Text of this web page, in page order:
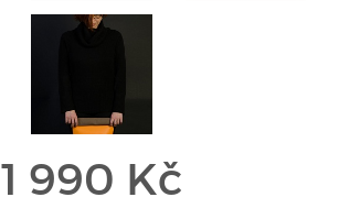
1 990 Kč